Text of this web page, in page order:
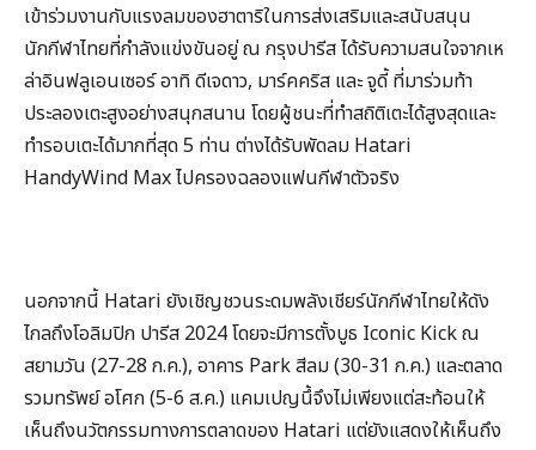
เข้าร่วมงานกับแรงลมของฮาตาริในการส่งเสริมและสนับสนุน
นักกีฬาไทยที่กำลังแข่งขันอยู่ ณ กรุงปารีส ได้รับความสนใจจากเห
ล่าอินฟลูเอนเซอร์ อาทิ ดีเจดาว, มาร์คคริส และ จูดี้ ที่มาร่วมท้า
ประลองเตะสูงอย่างสนุกสนาน โดยผู้ชนะที่ทำสถิติเตะได้สูงสุดและ
ทำรอบเตะได้มากที่สุด 5 ท่าน ต่างได้รับพัดลม Hatari
HandyWind Max ไปครองฉลองแฟนกีฬาตัวจริง
นอกจากนี้ Hatari ยังเชิญชวนระดมพลังเชียร์นักกีฬาไทยให้ดัง
ไกลถึงโอลิมปิก ปารีส 2024 โดยจะมีการตั้งบูธ Iconic Kick ณ
สยามวัน (27-28 ก.ค.), อาคาร Park สีลม (30-31 ก.ค.) และตลาด
รวมทรัพย์ อโศก (5-6 ส.ค.) แคมเปญนึ้จึงไม่เพียงแต่สะท้อนให้
เห็นถึงนวัตกรรมทางการตลาดของ Hatari แต่ยังแสดงให้เห็นถึง